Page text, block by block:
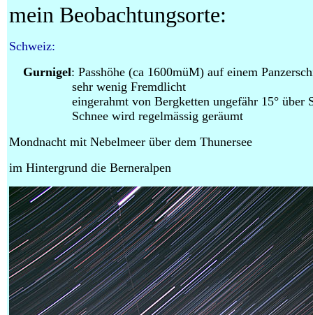
mein Beobachtungsorte:
Schweiz:
Gurnigel: Passhöhe (ca 1600müM) auf einem
sehr wenig Fremdlicht
eingerahmt von Bergketten ungefähr 15° über
Schnee wird regelmässig geräumt
Mondnacht mit Nebelmeer über dem Thunersee
im Hintergrund die Berneralpen